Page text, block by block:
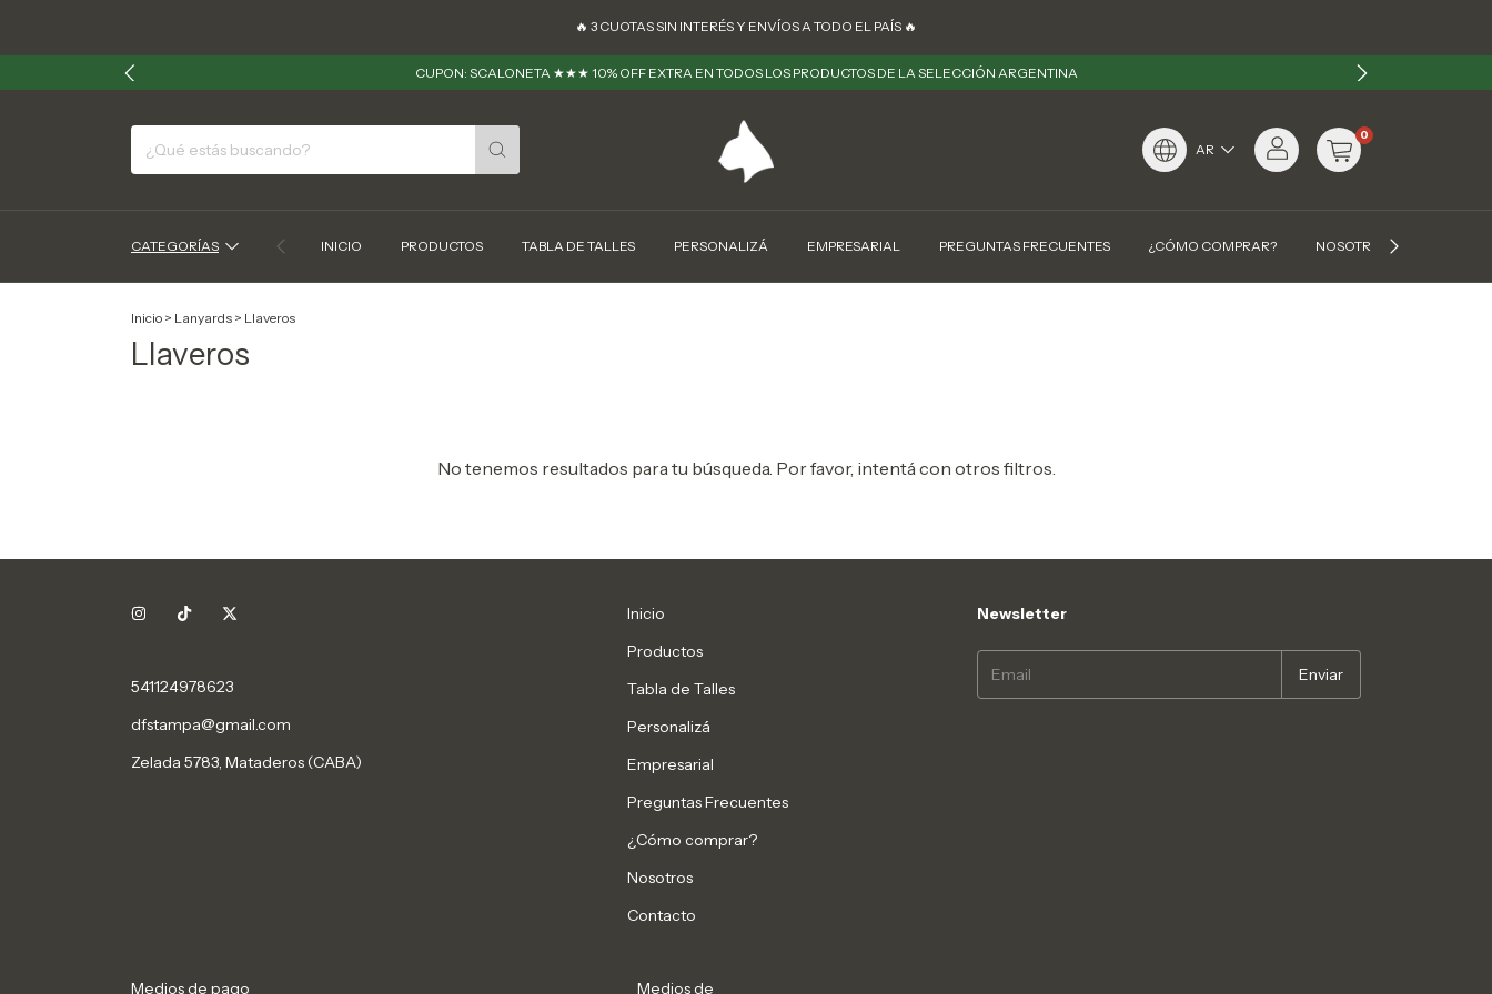
🔥 ㅤㅤ3 CUOTAS SIN INTERÉS Y ENVÍOS A TODO EL PAÍS 🔥
CUPON: SCALONETA ★★★ 10% OFF EXTRA EN TODOS LOS PRODUCTOS DE LA SELECCIÓN ARGENTINA
AR
0
CATEGORÍAS INICIO PRODUCTOS TABLA DE TALLES PERSONALIZÁ EMPRESARIAL PREGUNTAS FRECUENTES ¿CÓMO COMPRAR? NOSOTROS
Inicio > Lanyards > Llaveros
Llaveros
No tenemos resultados para tu búsqueda. Por favor, intentá con otros filtros.
541124978623
dfstampa@gmail.com
Zelada 5783, Mataderos (CABA)
Inicio
Productos
Tabla de Talles
Personalizá
Empresarial
Preguntas Frecuentes
¿Cómo comprar?
Nosotros
Contacto
Newsletter
Medios de pago Medios de